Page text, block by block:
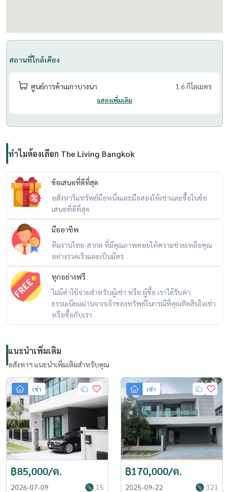
Terms: 2-month deposit, 1-month advance, minimum 1-year lease
Contact for more information or to schedule a viewing.
.................................
Rapeephan :
Email :
LineID : @condo56
https://line.me/R/ti/p/@condo56
สถานที่ใกล้เคียง
ศูนย์การค้าเมกาบางนา 1.6 กิโลเมตร
แสดงเพิ่มเติม
ทำไมต้องเลือก The Living Bangkok
ข้อเสนอที่ดีที่สุด
อสังหาริมทรัพย์มือหนึ่งและมือสองให้เช่าและซื้อในข้อ
เสนอที่ดีที่สุด
มืออาชีพ
ทีมงานไทย-สากล ที่มีคุณภาพคอยให้ความช่วยเหลือคุณ
อย่างรวดเร็วและเป็นมิตร
ทุกอย่างฟรี
ไม่มีค่าใช้จ่ายสำหรับผู้เช่า หรือ ผู้ซื้อ เราได้รับค่า
ธรรมเนียมผ่านจากเจ้าของทรัพย์ในกรณีที่คุณตัดสินใจเช่า
หรือซื้อกับเรา
แนะนำเพิ่มเติม
อสังหาฯ แนะนำเพิ่มเติมสำหรับคุณ
เช่า
฿85,000/ด.
2026-07-09 15
เช่า
฿170,000/ด.
2025-09-22 321